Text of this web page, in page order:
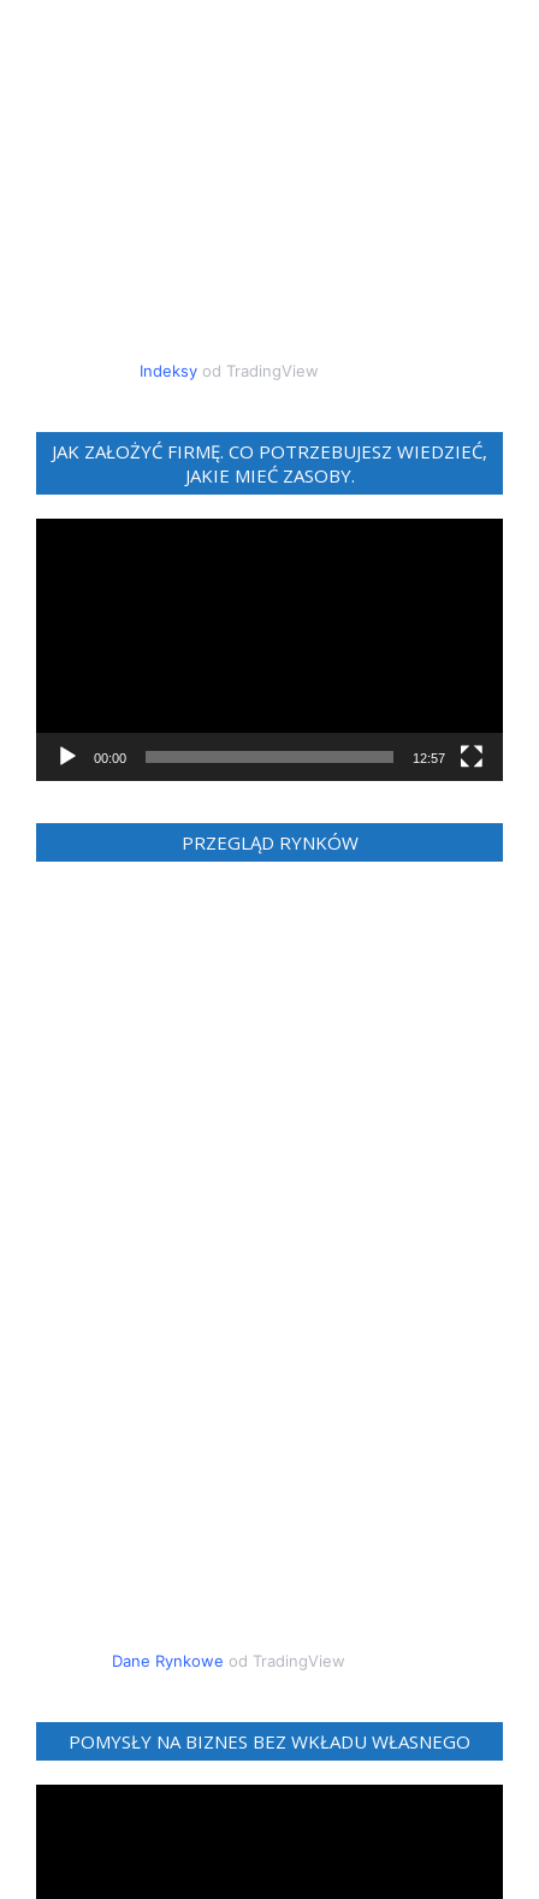
Indeksyod TradingView
JAK ZAŁOŻYĆ FIRMĘ. CO POTRZEBUJESZ WIEDZIEĆ,
JAKIE MIEĆ ZASOBY.
00:00 12:57
PRZEGLĄD RYNKÓW
Dane Rynkowe od TradingView
POMYSŁY NA BIZNES BEZ WKŁADU WŁASNEGO